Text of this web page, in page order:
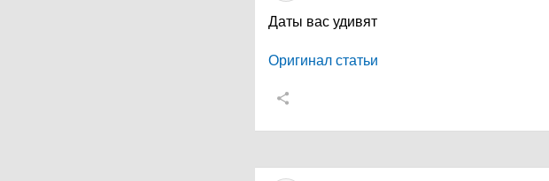
Даты вас удивят
Оригинал статьи